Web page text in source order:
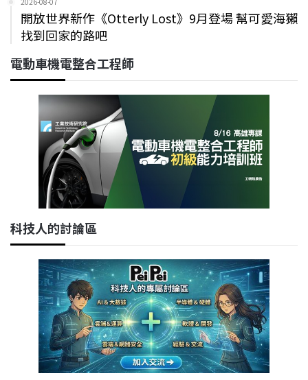
開放世界新作《Otterly Lost》9月登場 幫可愛海獺
找到回家的路吧
電動車機電整合工程師
科技人的討論區